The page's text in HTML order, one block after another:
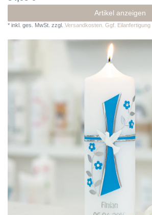
Artikel anzeigen
* inkl. ges. MwSt. zzgl. Versandkosten. Ggf. Eilanfertigung